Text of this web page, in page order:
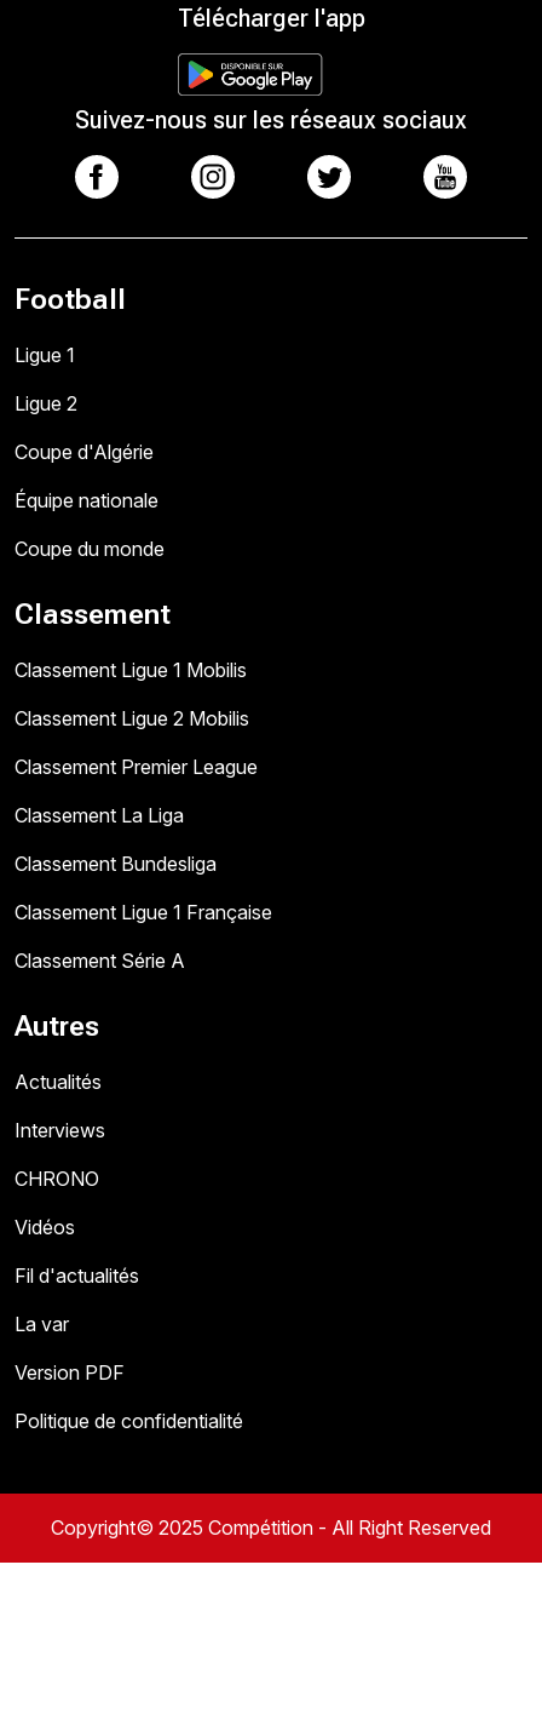
Télécharger l'app
Suivez-nous sur les réseaux sociaux
Football
Ligue 1
Ligue 2
Coupe d'Algérie
Équipe nationale
Coupe du monde
Classement
Classement Ligue 1 Mobilis
Classement Ligue 2 Mobilis
Classement Premier League
Classement La Liga
Classement Bundesliga
Classement Ligue 1 Française
Classement Série A
Autres
Actualités
Interviews
CHRONO
Vidéos
Fil d'actualités
La var
Version PDF
Politique de confidentialité
Copyright© 2025 Compétition - All Right Reserved